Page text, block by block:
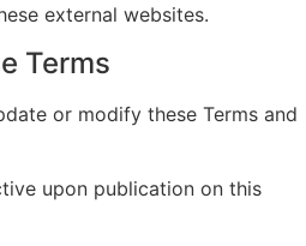
external websites.
Terms
or modify these Terms and
upon publication on this